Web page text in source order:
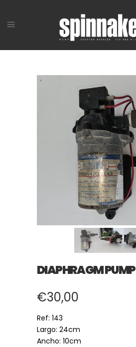
DIAPHRAGM
€30,00
Ref: 143
Largo: 24cm
Ancho: 10cm